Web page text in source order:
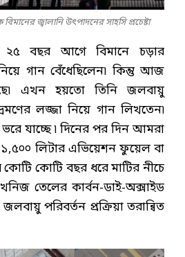
জ্বালানি উৎপাদনের সাহসি প্রচেষ্টা
২৫ বছর আগে বিমানে চড়ার
গান বেঁধেছিলেন৷ কিন্তু আজ
এখন হয়তো তিনি জলবায়ু
লজ্জা নিয়ে গান লিখতেন৷
যাচ্ছে ৷ দিনের পর দিন আমরা
১১,৫০০ লিটার এভিয়েশন ফুয়েল বা
কোটি কোটি বছর ধরে মাটির নীচে
তেলের কার্বন-ডাই-অক্সাইড
পরিবর্তন প্রক্রিয়া তরান্বিত